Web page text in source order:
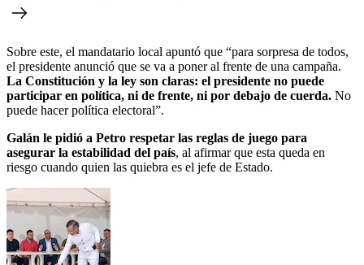
Sobre este, el mandatario local apuntó que “para sorpresa de todos,
el presidente anunció que se va a poner al frente de una campaña.
La Constitución y la ley son claras: el presidente no puede
participar en política, ni de frente, ni por debajo de cuerda. No
puede hacer política electoral”.
Galán le pidió a Petro respetar las reglas de juego para
asegurar la estabilidad del país, al afirmar que esta queda en
riesgo cuando quien las quiebra es el jefe de Estado.